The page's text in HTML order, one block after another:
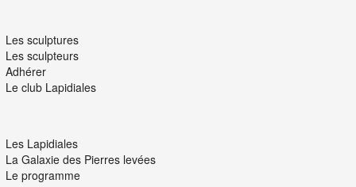
Les sculptures
Les sculpteurs
Adhérer
Le club Lapidiales
Les Lapidiales
La Galaxie des Pierres levées
Le programme